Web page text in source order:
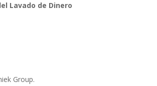
Lavado de Dinero
Group.